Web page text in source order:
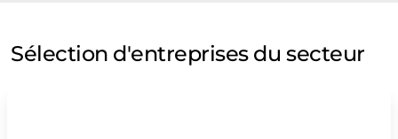
Sélection d'entreprises du secteur